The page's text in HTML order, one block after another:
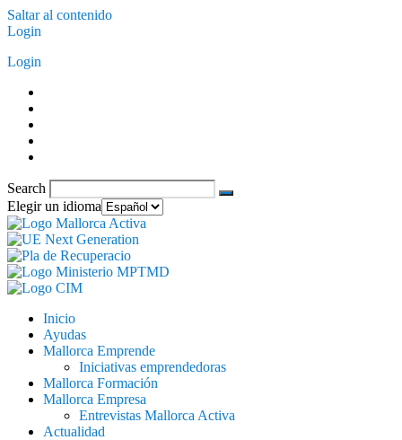
Saltar al contenido
Login
Login
Search
Elegir un idioma
Inicio
Ayudas
Mallorca Emprende
Iniciativas emprendedoras
Mallorca Formación
Mallorca Empresa
Entrevistas Mallorca Activa
Actualidad